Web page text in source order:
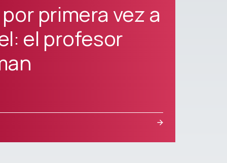
primera vez a
el profesor